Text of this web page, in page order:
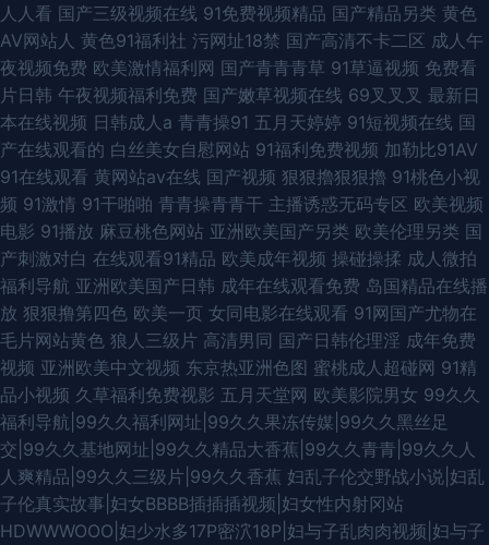
人人看 国产三级视频在线 91免费视频精品 国产精品另类 黄色
AV网站人 黄色91福利社 污网址18禁 国产高清不卡二区 成人午
夜视频免费 欧美激情福利网 国产青青青草 91草逼视频 免费看
片日韩 午夜视频福利免费 国产嫩草视频在线 69叉叉叉 最新日
本在线视频 日韩成人a 青青操91 五月天婷婷 91短视频在线 国
产在线观看的 白丝美女自慰网站 91福利免费视频 加勒比91AV
91在线观看 黄网站av在线 国产视频 狠狠擼狠狠擼 91桃色小视
频 91激情 91干啪啪 青青操青青干 主播诱惑无码专区 欧美视频
电影 91播放 麻豆桃色网站 亚洲欧美国产另类 欧美伦理另类 国
产刺激对白 在线观看91精品 欧美成年视频 操碰操揉 成人微拍
福利导航 亚洲欧美国产日韩 成年在线观看免费 岛国精品在线播
放 狠狠撸第四色 欧美一页 女同电影在线观看 91网国产尤物在
毛片网站黄色 狼人三级片 高清男同 国产日韩伦理淫 成年免费
视频 亚洲欧美中文视频 东京热亚洲色图 蜜桃成人超碰网 91精
品小视频 久草福利免费视影 五月天堂网 欧美影院男女 99久久
福利导航|99久久福利网址|99久久果冻传媒|99久久黑丝足
交|99久久基地网址|99久久精品大香蕉|99久久青青|99久久人
人爽精品|99久久三级片|99久久香蕉 妇乱子伦交野战小说|妇乱
子伦真实故事|妇女BBBB插插插视频|妇女性内射冈站
HDWWWOOO|妇少水多17P密泬18P|妇与子乱肉肉视频|妇与子